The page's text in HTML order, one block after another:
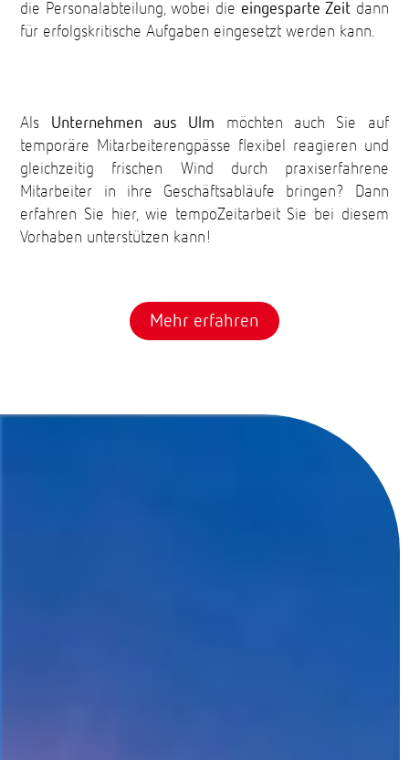
die Personalabteilung, wobei die eingesparte Zeit dann
für erfolgskritische Aufgaben eingesetzt werden kann.
Als Unternehmen aus Ulm möchten auch Sie auf
temporäre Mitarbeiterengpässe flexibel reagieren und
gleichzeitig frischen Wind durch praxiserfahrene
Mitarbeiter in ihre Geschäftsabläufe bringen? Dann
erfahren Sie hier, wie tempoZeitarbeit Sie bei diesem
Vorhaben unterstützen kann!
Mehr erfahren